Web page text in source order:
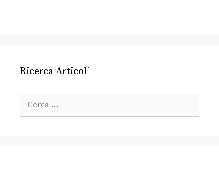
Ricerca Articoli